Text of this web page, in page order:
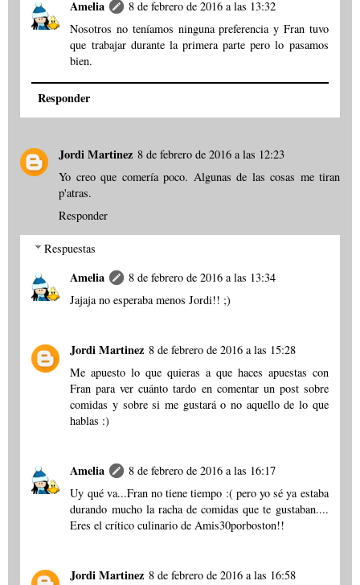
Amelia
8 de febrero de 2016 a las 13:32
Nosotros no teníamos ninguna preferencia y Fran tuvo
que trabajar durante la primera parte pero lo pasamos
bien.
Responder
Jordi Martinez 8 de febrero de 2016 a las 12:23
Yo creo que comería poco. Algunas de las cosas me tiran
p'atras.
Responder
Respuestas
Amelia
8 de febrero de 2016 a las 13:34
Jajaja no esperaba menos Jordi!! ;)
Jordi Martinez 8 de febrero de 2016 a las 15:28
Me apuesto lo que quieras a que haces apuestas con
Fran para ver cuánto tardo en comentar un post sobre
comidas y sobre si me gustará o no aquello de lo que
hablas :)
Amelia
8 de febrero de 2016 a las 16:17
Uy qué va...Fran no tiene tiempo :( pero yo sé ya estaba
durando mucho la racha de comidas que te gustaban....
Eres el crítico culinario de Amis30porboston!!
Jordi Martinez 8 de febrero de 2016 a las 16:58